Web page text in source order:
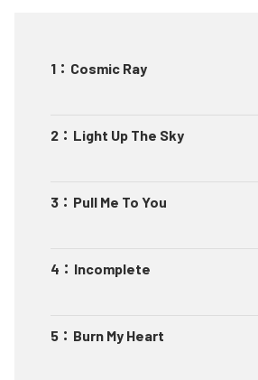
1 ： Cosmic Ray
2 ： Light Up The Sky
3 ： Pull Me To You
4 ： Incomplete
5 ： Burn My Heart